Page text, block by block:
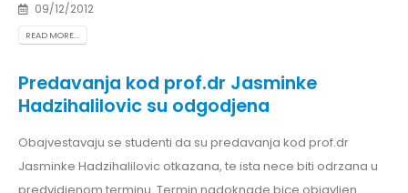
09/12/2012
READ MORE...
Predavanja kod prof.dr Jasminke
Hadzihalilovic su odgodjena
Obajvestavaju se studenti da su predavanja kod prof.dr
Jasminke Hadzihalilovic otkazana, te ista nece biti odrzana u